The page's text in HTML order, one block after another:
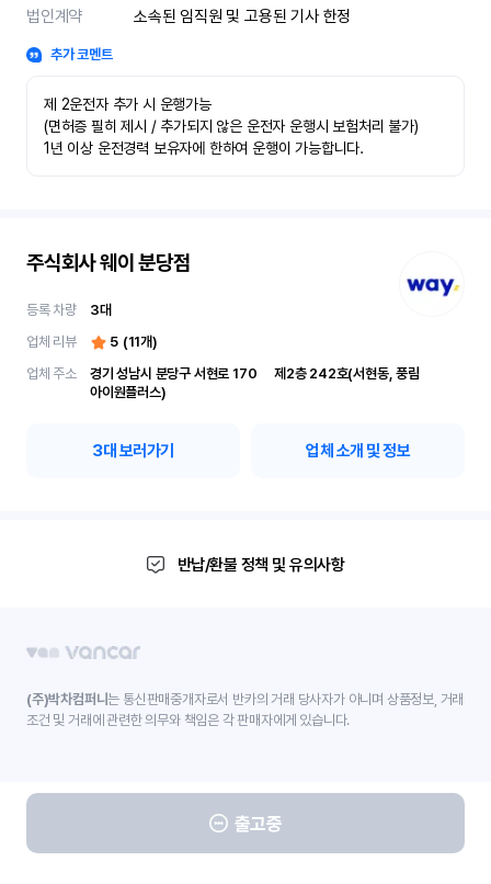
법인계약
소속된 임직원 및 고용된 기사 한정
추가 코멘트
제 2운전자 추가 시 운행가능
(면허증 필히 제시 / 추가되지 않은 운전자 운행시 보험처리 불가)
1년 이상 운전경력 보유자에 한하여 운행이 가능합니다.
주식회사 웨이 분당점
등록 차량 3대
업체 리뷰
5 (11개)
업체 주소
경기 성남시 분당구 서현로 170	제2층 242호(서현동, 풍림
아이원플러스)
3대 보러가기 업체 소개 및 정보
반납/환불 정책 및 유의사항
출고중
(주)박차컴퍼니는 통신판매중개자로서 반카의 거래 당사자가 아니며 상품정보, 거래
조건 및 거래에 관련한 의무와 책임은 각 판매자에게 있습니다.